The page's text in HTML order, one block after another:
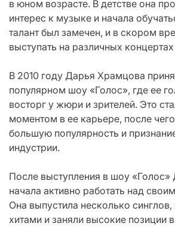
в юном возрасте. В детстве она
интерес к музыке и начала
талант был замечен, и в скором
выступать на различных
В 2010 году Дарья Храмцова
популярном шоу «Голос», где ее
восторг у жюри и зрителей. Это
моментом в ее карьере, после
большую популярность и
индустрии.
После выступления в шоу
начала активно работать над
Она выпустила несколько
хитами и заняли высокие позиции